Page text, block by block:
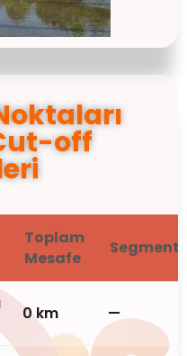
off
Toplam
Mesafe
Segment
0 km —